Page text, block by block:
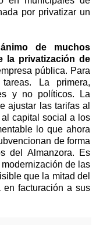
por privatizar un
de muchos
la privatización de
pública. Para
La primera,
y no políticos. La
ajustar las tarifas al
capital social a los
lo que ahora
de forma
del Almanzora. Es
de las
que la mitad del
en facturación a sus